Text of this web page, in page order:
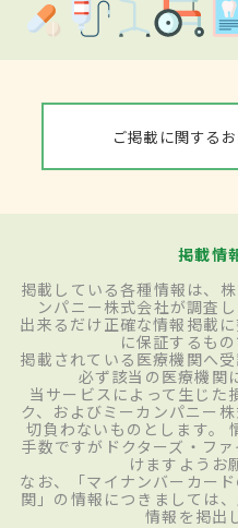
ご掲載に関する
掲載情
掲載している各種情報は、
ンパニー株式会社が調査
出来るだけ正確な情報掲載
に保証するも
掲載されている医療機関へ
必ず該当の医療機関
当サービスによって生じた
ク、およびミーカンパニー
切負わないものとします。
手数ですがドクターズ・フ
けますようお
なお、「マイナンバーカー
関」の情報につきましては
情報を掲出